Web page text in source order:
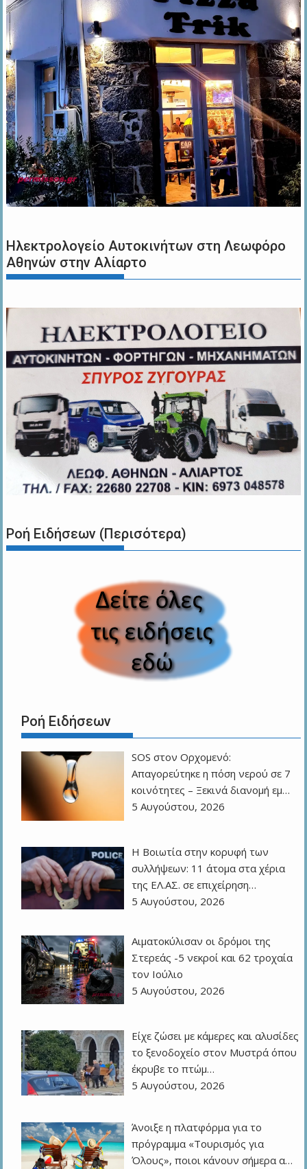
Ηλεκτρολογείο Αυτοκινήτων στη Λεωφόρο
Αθηνών στην Αλίαρτο
Ροή Ειδήσεων (Περισότερα)
Ροή Ειδήσεων
SOS στον Ορχομενό:
Απαγορεύτηκε η πόση νερού σε 7
κοινότητες – Ξεκινά διανομή εμ…
5 Αυγούστου, 2026
Η Βοιωτία στην κορυφή των
συλλήψεων: 11 άτομα στα χέρια
της ΕΛ.ΑΣ. σε επιχείρηση…
5 Αυγούστου, 2026
Αιματοκύλισαν οι δρόμοι της
Στερεάς -5 νεκροί και 62 τροχαία
τον Ιούλιο
5 Αυγούστου, 2026
Είχε ζώσει με κάμερες και αλυσίδες
το ξενοδοχείο στον Μυστρά όπου
έκρυβε το πτώμ…
5 Αυγούστου, 2026
Άνοιξε η πλατφόρμα για το
πρόγραμμα «Τουρισμός για
Όλους», ποιοι κάνουν σήμερα α…